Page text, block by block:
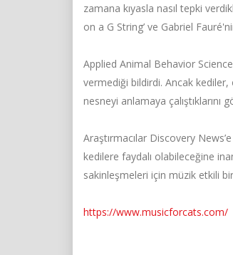
zamana kıyasla nasıl tepki
on a G String’ ve Gabriel
Applied Animal Behavior
vermediği bildirdi. Ancak
nesneyi anlamaya çalıştıklarını
Araştırmacılar Discovery
kedilere faydalı olabileceğine
sakinleşmeleri için müzik etkili
https://www.musicforcats.com/